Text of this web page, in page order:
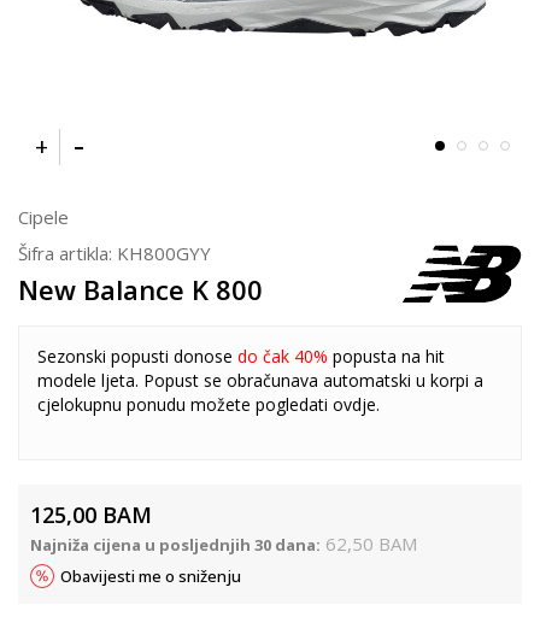
Cipele
Šifra artikla: KH800GYY
New Balance K 800
Sezonski popusti donose do čak 40% popusta na hit
modele ljeta. Popust se obračunava automatski u korpi a
cjelokupnu ponudu možete pogledati ovdje.
125,00 BAM
Najniža cijena u posljednjih 30 dana: 62,50 BAM
Obavijesti me o sniženju